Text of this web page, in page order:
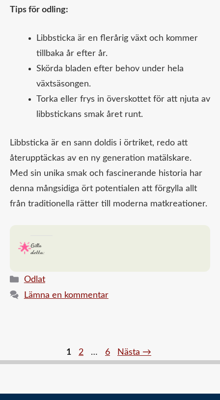
Tips för odling:
Libbsticka är en flerårig växt och kommer
tillbaka år efter år.
Skörda bladen efter behov under hela
växtsäsongen.
Torka eller frys in överskottet för att njuta av
libbstickans smak året runt.
Libbsticka är en sann doldis i örtriket, redo att
återupptäckas av en ny generation matälskare.
Med sin unika smak och fascinerande historia har
denna mångsidiga ört potentialen att förgylla allt
från traditionella rätter till moderna matkreationer.
Gilla
detta:
Kategorier
Odlat
Lämna en kommentar
Sida
1 Sida
2 … Sida
6 Nästa →